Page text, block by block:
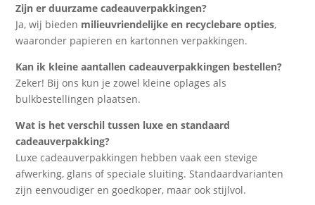
Zijn er duurzame cadeauverpakkingen?
Ja, wij bieden milieuvriendelijke en recyclebare opties,
waaronder papieren en kartonnen verpakkingen.
Kan ik kleine aantallen cadeauverpakkingen bestellen?
Zeker! Bij ons kun je zowel kleine oplages als
bulkbestellingen plaatsen.
Wat is het verschil tussen luxe en standaard
cadeauverpakking?
Luxe cadeauverpakkingen hebben vaak een stevige
afwerking, glans of speciale sluiting. Standaardvarianten
zijn eenvoudiger en goedkoper, maar ook stijlvol.